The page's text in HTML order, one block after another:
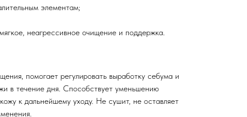
элементам;
неагрессивное очищение и поддержка.
помогает регулировать выработку себума и
в течение дня. Способствует уменьшению
к дальнейшему уходу. Не сушит, не оставляет